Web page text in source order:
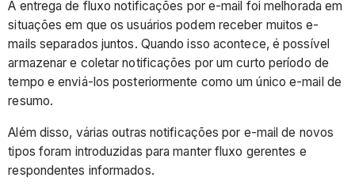
A entrega de fluxo notificações por e-mail foi melhorada em
situações em que os usuários podem receber muitos e-
mails separados juntos. Quando isso acontece, é possível
armazenar e coletar notificações por um curto período de
tempo e enviá-los posteriormente como um único e-mail de
resumo.
Além disso, várias outras notificações por e-mail de novos
tipos foram introduzidas para manter fluxo gerentes e
respondentes informados.